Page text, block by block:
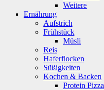
Weitere
Ernährung
Aufstrich
Frühstück
Müsli
Reis
Haferflocken
Süßigkeiten
Kochen & Backen
Protein Pizza